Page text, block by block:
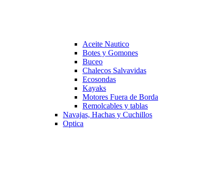
Aceite Nautico
Botes y Gomones
Buceo
Chalecos Salvavidas
Ecosondas
Kayaks
Motores Fuera de Borda
Remolcables y tablas
Navajas, Hachas y Cuchillos
Optica